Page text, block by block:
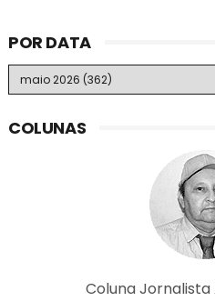
POR DATA
COLUNAS
Coluna